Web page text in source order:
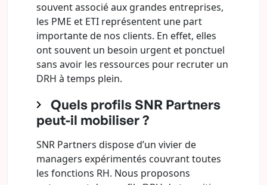
souvent associé aux grandes entreprises,
les PME et ETI représentent une part
importante de nos clients. En effet, elles
ont souvent un besoin urgent et ponctuel
sans avoir les ressources pour recruter un
DRH à temps plein.
Quels profils SNR Partners
peut-il mobiliser ?
SNR Partners dispose d’un vivier de
managers expérimentés couvrant toutes
les fonctions RH. Nous proposons